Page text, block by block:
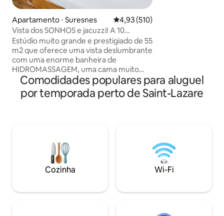
Apartamento ⋅ Suresnes 4,93 de uma avaliação média de
4,93 (510)
Vista dos SONHOS e jacuzzi! A 10
minutos do centro de PARIS!
Estúdio muito grande e prestigiado de 55
m2 que oferece uma vista deslumbrante
com uma enorme banheira de
HIDROMASSAGEM, uma cama muito
grande, bem como um chuveiro italiano.
Localizado em uma área tranquila e
segura a 10 minutos da famosa Avenue
pétalas de rosas, velas colocadas em
forma de coração na cama (um sinal de
Feliz Aniversário pode ser adicionado) e
por 175€ vem com uma boa garrafa de
Comodidades populares para aluguel
por temporada perto de Saint-Lazare
Cozinha Wi-Fi